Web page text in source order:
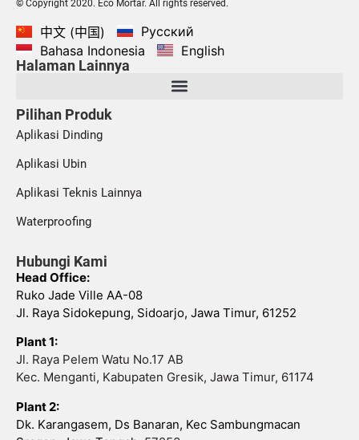
© Copyright 2020. Eco Mortar. All rights reserved.
中文 (中国)
Русский
Bahasa Indonesia
English
Halaman Lainnya
Pilihan Produk
Aplikasi Dinding
Aplikasi Ubin
Aplikasi Teknis Lainnya
Waterproofing
Hubungi Kami
Head Office:
Ruko Jade Ville AA-08
Jl. Raya Sidokepung, Sidoarjo, Jawa Timur, 61252
Plant 1:
Jl. Raya Pelem Watu No.17 AB
Kec. Menganti, Kabupaten Gresik, Jawa Timur, 61174
Plant 2:
Dk. Karangasem, Ds Banaran, Kec Sambungmacan